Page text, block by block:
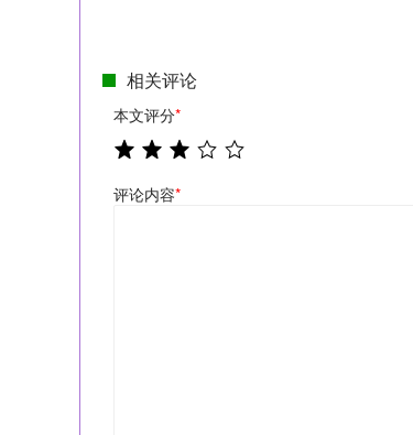
相关评论
本文评分*
评论内容*